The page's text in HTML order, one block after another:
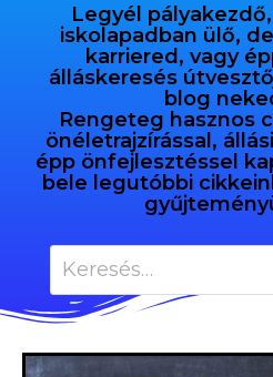
Legyél
iskolapadban ülő,
karriered, vagy
álláskeresés
blog
Rengeteg hasznos
önéletrajzírással,
épp önfejlesztéssel
bele legutóbbi